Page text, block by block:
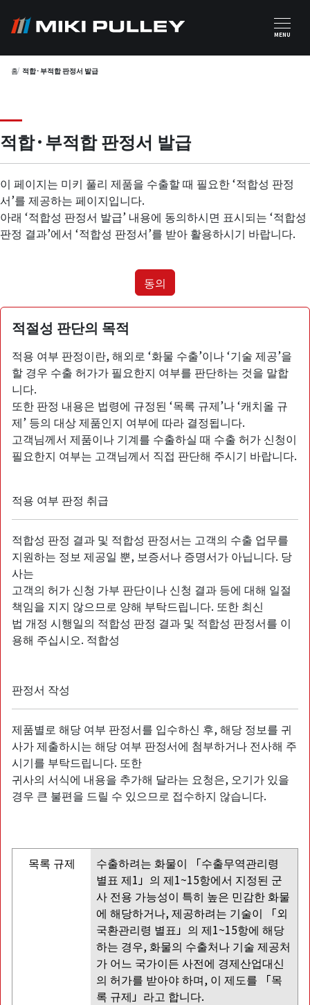
MENU
홈 적합·부적합 판정서 발급
적합·부적합 판정서 발급
이 페이지는 미키 풀리 제품을 수출할 때 필요한 ‘적합성 판정
서’를 제공하는 페이지입니다.
아래 ‘적합성 판정서 발급’ 내용에 동의하시면 표시되는 ‘적합성
판정 결과’에서 ‘적합성 판정서’를 받아 활용하시기 바랍니다.
동의
적절성 판단의 목적
적용 여부 판정이란, 해외로 ‘화물 수출’이나 ‘기술 제공’을
할 경우 수출 허가가 필요한지 여부를 판단하는 것을 말합
니다.
또한 판정 내용은 법령에 규정된 ‘목록 규제’나 ‘캐치올 규
제’ 등의 대상 제품인지 여부에 따라 결정됩니다.
고객님께서 제품이나 기계를 수출하실 때 수출 허가 신청이
필요한지 여부는 고객님께서 직접 판단해 주시기 바랍니다.
적용 여부 판정 취급
적합성 판정 결과 및 적합성 판정서는 고객의 수출 업무를
지원하는 정보 제공일 뿐, 보증서나 증명서가 아닙니다. 당
사는
고객의 허가 신청 가부 판단이나 신청 결과 등에 대해 일절
책임을 지지 않으므로 양해 부탁드립니다. 또한 최신
법 개정 시행일의 적합성 판정 결과 및 적합성 판정서를 이
용해 주십시오. 적합성
판정서 작성
제품별로 해당 여부 판정서를 입수하신 후, 해당 정보를 귀
사가 제출하시는 해당 여부 판정서에 첨부하거나 전사해 주
시기를 부탁드립니다. 또한
귀사의 서식에 내용을 추가해 달라는 요청은, 오기가 있을
경우 큰 불편을 드릴 수 있으므로 접수하지 않습니다.
목록 규제
수출하려는 화물이 「수출무역관리령
별표 제1」의 제1~15항에서 지정된 군
사 전용 가능성이 특히 높은 민감한 화물
에 해당하거나, 제공하려는 기술이 「외
국환관리령 별표」의 제1~15항에 해당
하는 경우, 화물의 수출처나 기술 제공처
가 어느 국가이든 사전에 경제산업대신
의 허가를 받아야 하며, 이 제도를 「목
록 규제」라고 합니다.